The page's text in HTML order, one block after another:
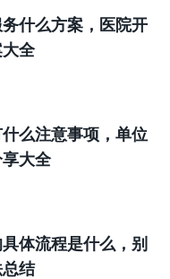
什么方案，医院开
全
么注意事项，单位
大全
体流程是什么，别
结